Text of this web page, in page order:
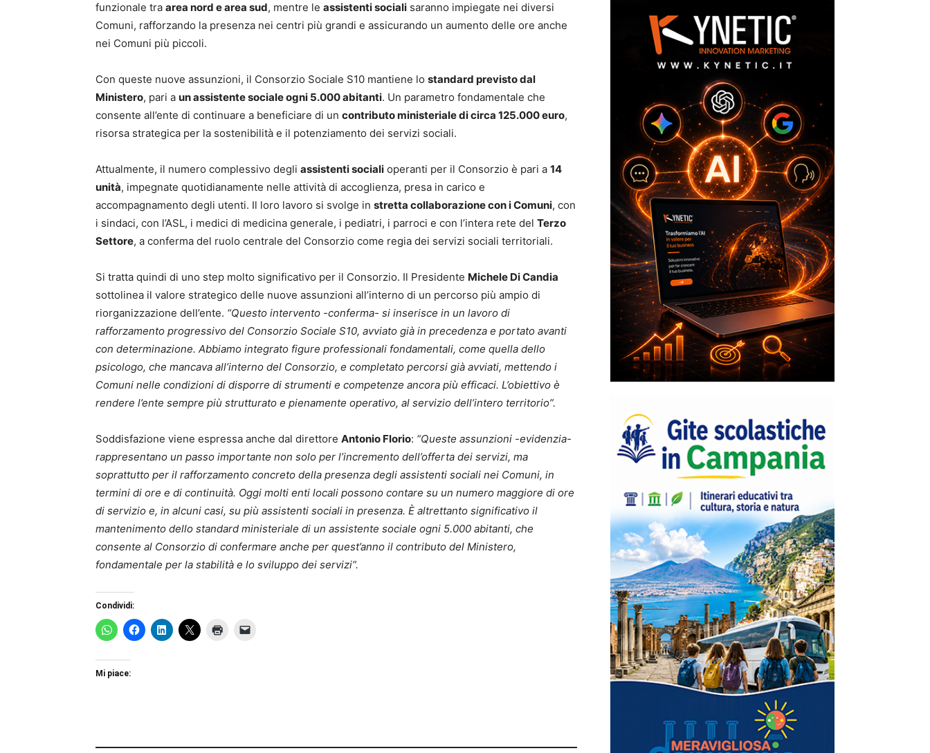
funzionale tra area nord e area sud, mentre le assistenti sociali saranno impiegate nei diversi
Comuni, rafforzando la presenza nei centri più grandi e assicurando un aumento delle ore anche
nei Comuni più piccoli.
Con queste nuove assunzioni, il Consorzio Sociale S10 mantiene lo standard previsto dal
Ministero, pari a un assistente sociale ogni 5.000 abitanti. Un parametro fondamentale che
consente all’ente di continuare a beneficiare di un contributo ministeriale di circa 125.000 euro,
risorsa strategica per la sostenibilità e il potenziamento dei servizi sociali.
Attualmente, il numero complessivo degli assistenti sociali operanti per il Consorzio è pari a 14
unità, impegnate quotidianamente nelle attività di accoglienza, presa in carico e
accompagnamento degli utenti. Il loro lavoro si svolge in stretta collaborazione con i Comuni, con
i sindaci, con l’ASL, i medici di medicina generale, i pediatri, i parroci e con l’intera rete del Terzo
Settore, a conferma del ruolo centrale del Consorzio come regia dei servizi sociali territoriali.
Si tratta quindi di uno step molto significativo per il Consorzio. Il Presidente Michele Di Candia
sottolinea il valore strategico delle nuove assunzioni all’interno di un percorso più ampio di
riorganizzazione dell’ente. “Questo intervento -conferma- si inserisce in un lavoro di
rafforzamento progressivo del Consorzio Sociale S10, avviato già in precedenza e portato avanti
con determinazione. Abbiamo integrato figure professionali fondamentali, come quella dello
psicologo, che mancava all’interno del Consorzio, e completato percorsi già avviati, mettendo i
Comuni nelle condizioni di disporre di strumenti e competenze ancora più efficaci. L’obiettivo è
rendere l’ente sempre più strutturato e pienamente operativo, al servizio dell’intero territorio”.
Soddisfazione viene espressa anche dal direttore Antonio Florio: “Queste assunzioni -evidenzia-
rappresentano un passo importante non solo per l’incremento dell’offerta dei servizi, ma
soprattutto per il rafforzamento concreto della presenza degli assistenti sociali nei Comuni, in
termini di ore e di continuità. Oggi molti enti locali possono contare su un numero maggiore di ore
di servizio e, in alcuni casi, su più assistenti sociali in presenza. È altrettanto significativo il
mantenimento dello standard ministeriale di un assistente sociale ogni 5.000 abitanti, che
consente al Consorzio di confermare anche per quest’anno il contributo del Ministero,
fondamentale per la stabilità e lo sviluppo dei servizi”.
Condividi:
Mi piace: